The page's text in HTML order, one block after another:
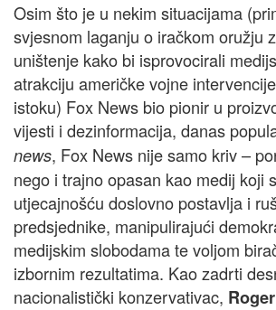
Osim što je u nekim situacijama
svjesnom laganju o iračkom oružju
uništenje kako bi isprovocirali
atrakciju američke vojne
istoku) Fox News bio pionir u
vijesti i dezinformacija, danas
news, Fox News nije samo kriv –
nego i trajno opasan kao medij koji
utjecajnošću doslovno postavlja i
predsjednike, manipulirajući
medijskim slobodama te voljom
izbornim rezultatima. Kao zadrti
nacionalistički konzervativac,